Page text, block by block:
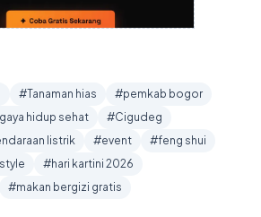
#Tanaman hias
#pemkab bogor
hidup sehat
#Cigudeg
listrik #event
#feng shui
#hari kartini 2026
#makan bergizi gratis